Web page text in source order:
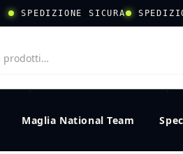
SPEDIZIONE SICURA
Maglia National Team